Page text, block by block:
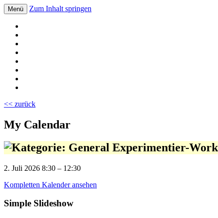
Volksschule Bad Blumau
Menü Zum Inhalt springen
<< zurück
My Calendar
Experimentier-
2. Juli 2026 8:30 – 12:30
Kompletten Kalender ansehen
Simple Slideshow